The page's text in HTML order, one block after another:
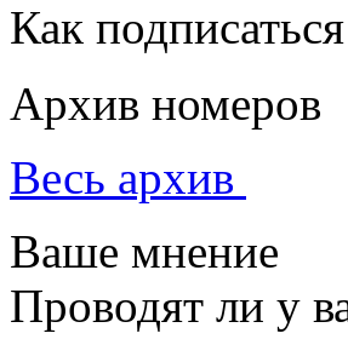
Как
Архив номеров
Весь архив
Ваше мнение
Проводят ли у